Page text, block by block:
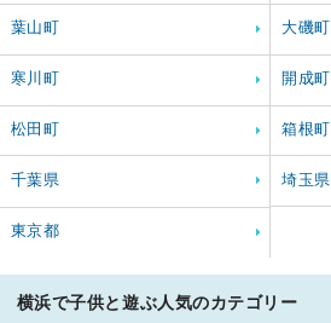
葉山町 大磯町
寒川町 開成町
松田町 箱根町
千葉県 埼玉県
東京都
横浜で子供と遊ぶ人気のカテゴリー